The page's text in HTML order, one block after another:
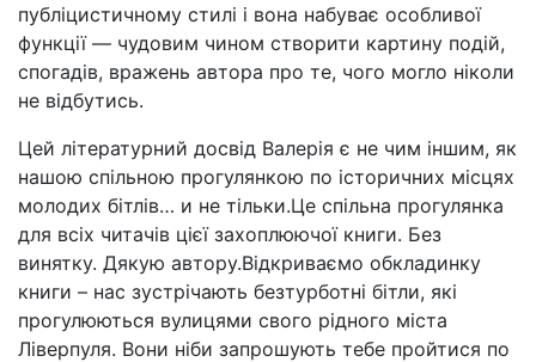
публіцистичному стилі і вона набуває особливої
функції — чудовим чином створити картину подій,
спогадів, вражень автора про те, чого могло ніколи
не відбутись.
Цей літературний досвід Валерія є не чим іншим, як
нашою спільною прогулянкою по історичних місцях
молодих бітлів… и не тільки.Це спільна прогулянка
для всіх читачів цієї захоплюючої книги. Без
винятку. Дякую автору.Відкриваємо обкладинку
книги – нас зустрічають безтурботні бітли, які
прогулюються вулицями свого рідного міста
Ліверпуля. Вони ніби запрошують тебе пройтися по